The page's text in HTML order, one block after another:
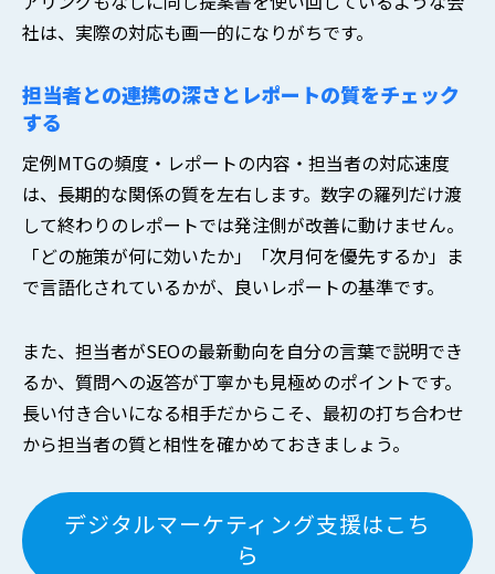
社は、実際の対応も画一的になりがちです。
担当者との連携の深さとレポートの質をチェック
する
定例MTGの頻度・レポートの内容・担当者の対応速度
は、長期的な関係の質を左右します。数字の羅列だけ渡
して終わりのレポートでは発注側が改善に動けません。
「どの施策が何に効いたか」「次月何を優先するか」ま
で言語化されているかが、良いレポートの基準です。
また、担当者がSEOの最新動向を自分の言葉で説明でき
るか、質問への返答が丁寧かも見極めのポイントです。
長い付き合いになる相手だからこそ、最初の打ち合わせ
から担当者の質と相性を確かめておきましょう。
デジタルマーケティング支援はこち
ら